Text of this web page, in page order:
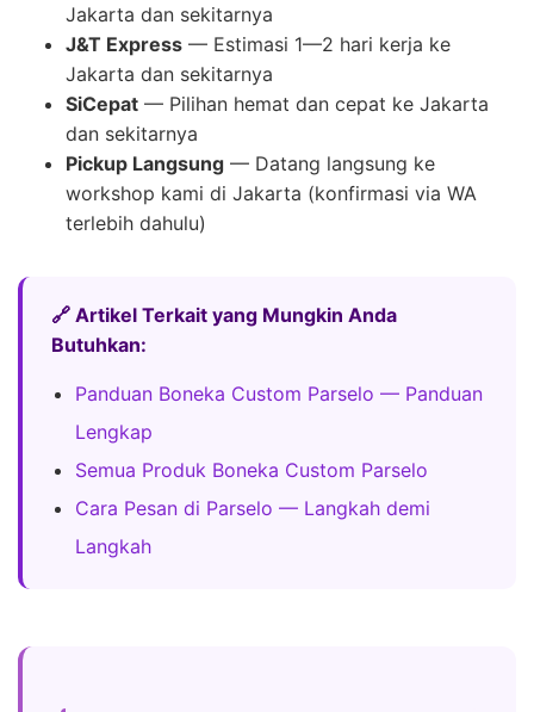
Jakarta dan sekitarnya
J&T Express — Estimasi 1—2 hari kerja ke
Jakarta dan sekitarnya
SiCepat — Pilihan hemat dan cepat ke Jakarta
dan sekitarnya
Pickup Langsung — Datang langsung ke
workshop kami di Jakarta (konfirmasi via WA
terlebih dahulu)
🔗 Artikel Terkait yang Mungkin Anda
Butuhkan:
Panduan Boneka Custom Parselo — Panduan
Lengkap
Semua Produk Boneka Custom Parselo
Cara Pesan di Parselo — Langkah demi
Langkah